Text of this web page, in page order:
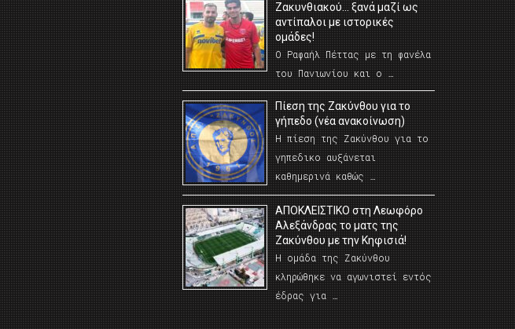
Ζακυνθιακού… ξανά μαζί ως
αντίπαλοι με ιστορικές
ομάδες!
Ο Ραφαήλ Πέττας με τη φανέλα
του Πανιωνίου και ο …
Πίεση της Ζακύνθου για το
γήπεδο (νέα ανακοίνωση)
Η πίεση της Ζακύνθου για το
γηπεδικο αυξάνεται
καθημερινά καθώς …
AΠΟΚΛΕΙΣΤΙΚΟ στη Λεωφόρο
Αλεξάνδρας το ματς της
Ζακύνθου με την Κηφισιά!
Η ομάδα της Ζακύνθου
κληρώθηκε να αγωνιστεί εντός
έδρας για …